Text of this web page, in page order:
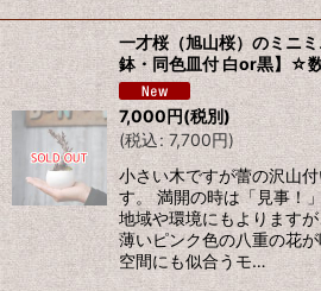
一才桜（旭山桜）のミニ
鉢・同色皿付 白or黒】☆
7,000円(税別)
(税込: 7,700円)
小さい木ですが蕾の沢山
す。 満開の時は「見事！
地域や環境にもよります
薄いピンク色の八重の花
空間にも似合うモ…